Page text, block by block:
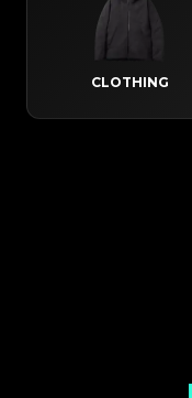
CLOTHING